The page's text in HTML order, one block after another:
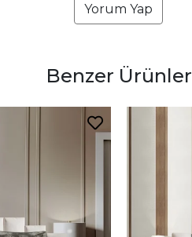
Yorum Yap
Benzer Ürünler